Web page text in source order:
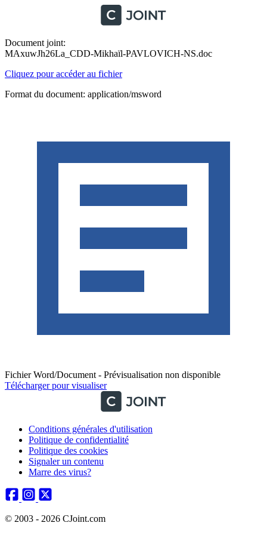
Document joint:
MAxuwJh26La_CDD-Mikhaïl-PAVLOVICH-NS.doc
Cliquez pour accéder au fichier
Format du document: application/msword
Fichier Word/Document - Prévisualisation non disponible
Télécharger pour visualiser
Conditions générales d'utilisation
Politique de confidentialité
Politique des cookies
Signaler un contenu
Marre des virus?
© 2003 - 2026 CJoint.com